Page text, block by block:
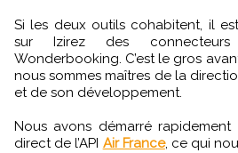
Si les deux outils cohabitent, il
sur Izirez des
Wonderbooking. C’est le gros
nous sommes maîtres de la
et de son développement.
Nous avons démarré
direct de l’API Air France, ce qui